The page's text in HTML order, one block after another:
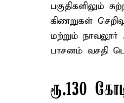
பகுதிகளிலும்
கிணறுகள்
மற்றும்
பாசனம் வசதி
ரூ.130